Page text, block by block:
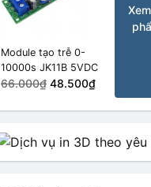
Module tạo trễ 0-
10000s JK11B 5VDC
66.000₫ 48.500₫